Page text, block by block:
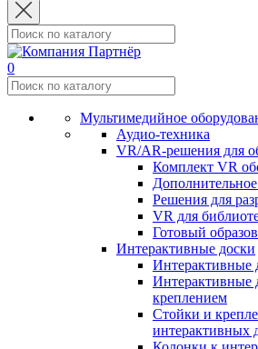
0
Мультимедийное
Аудио-техника
VR/AR-решения для
Комплект VR
Решения для
VR для
Готовый
Интерактивные доски
Интерактивные
Интерактивные
креплением
Стойки и
интерактивных